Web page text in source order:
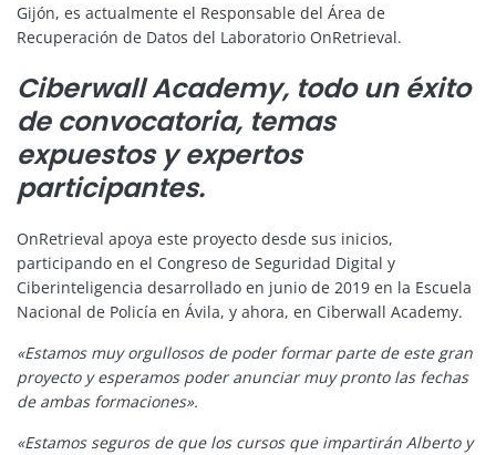
Gijón, es actualmente el Responsable del Área de
Recuperación de Datos del Laboratorio OnRetrieval.
Ciberwall Academy, todo un éxito
de convocatoria, temas
expuestos y expertos
participantes.
OnRetrieval apoya este proyecto desde sus inicios,
participando en el Congreso de Seguridad Digital y
Ciberinteligencia desarrollado en junio de 2019 en la Escuela
Nacional de Policía en Ávila, y ahora, en Ciberwall Academy.
«Estamos muy orgullosos de poder formar parte de este gran
proyecto y esperamos poder anunciar muy pronto las fechas
de ambas formaciones».
«Estamos seguros de que los cursos que impartirán Alberto y